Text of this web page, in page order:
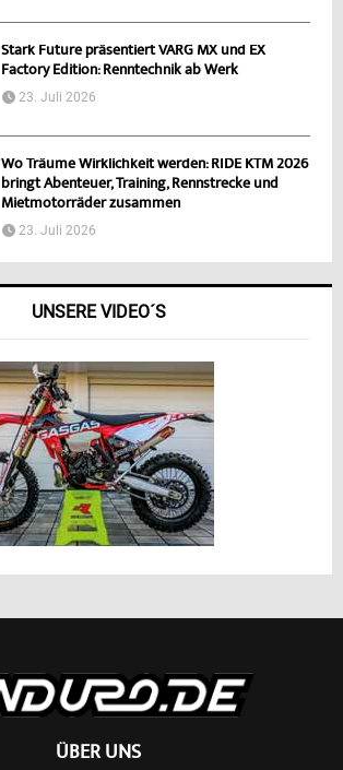
Stark Future präsentiert VARG MX und EX
Factory Edition: Renntechnik ab Werk
23. Juli 2026
Wo Träume Wirklichkeit werden: RIDE KTM 2026
bringt Abenteuer, Training, Rennstrecke und
Mietmotorräder zusammen
23. Juli 2026
UNSERE VIDEO´S
ÜBER UNS